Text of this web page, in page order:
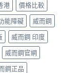
港
價格比較
能障礙
威而鋼
威而鋼 印度
威而鋼官網
鋼正品